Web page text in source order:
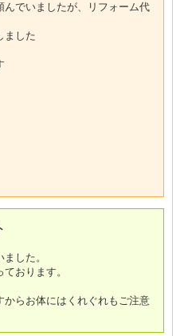
でいましたが、リフォーム代
ました
した。
おります。
からお体にはくれぐれもご注意